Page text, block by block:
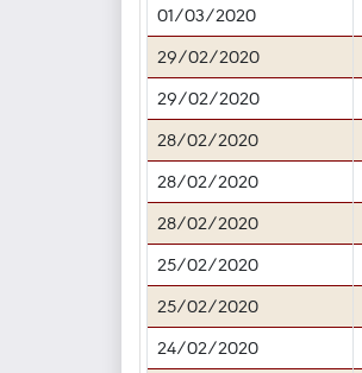
01/03/2020
29/02/2020
29/02/2020
28/02/2020
28/02/2020
28/02/2020
25/02/2020
25/02/2020
24/02/2020